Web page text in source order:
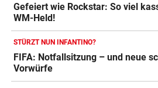
Gefeiert wie Rockstar: So viel
WM-Held!
STÜRZT NUN INFANTINO?
FIFA: Notfallsitzung – und neue
Vorwürfe
ZUM VERGLEICH
Elektro-Scooter Vergleich
ZUM VERGLEICH
Ergometer Vergleich